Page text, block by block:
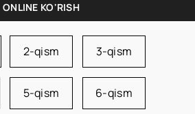
ONLINE KO'RISH
2-qism 3-qism
5-qism 6-qism